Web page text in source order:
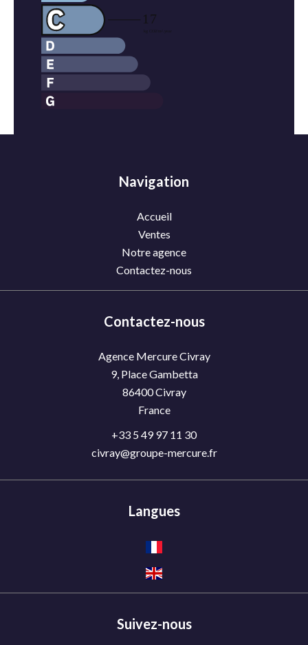
Navigation
Accueil
Ventes
Notre agence
Contactez-nous
Contactez-nous
Agence Mercure Civray
9, Place Gambetta
86400Civray
France
+33 5 49 97 11 30
civray@groupe-mercure.fr
Langues
Suivez-nous